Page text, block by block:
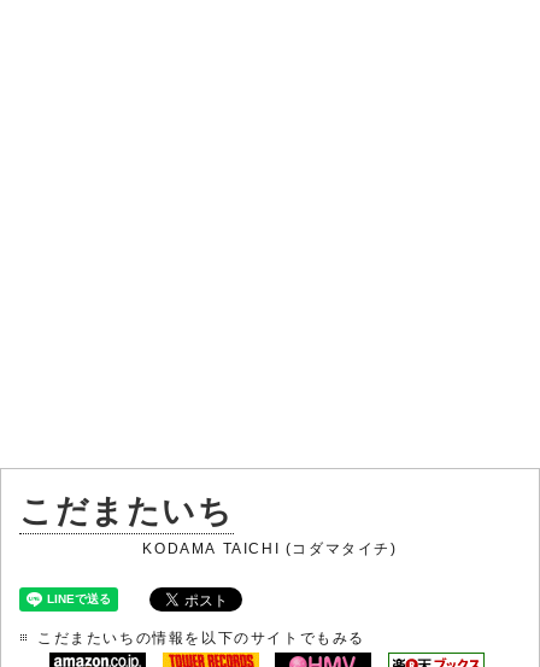
こだまたいち
KODAMA TAICHI (コダマタイチ)
こだまたいちの情報を以下のサイトでもみる